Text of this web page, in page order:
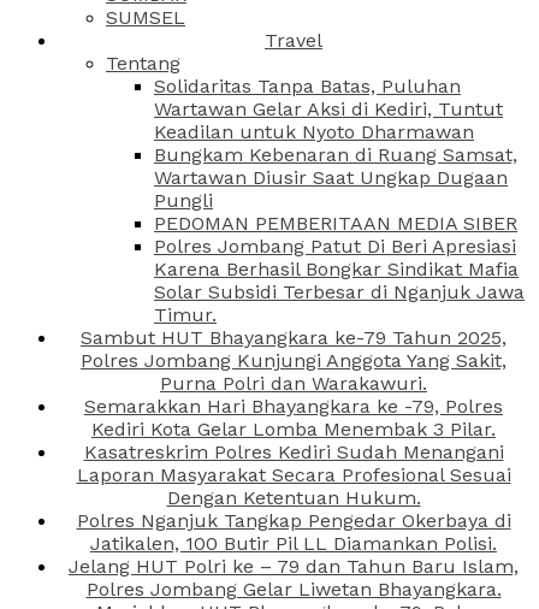
SUMSEL
Travel
Tentang
Solidaritas Tanpa Batas, Puluhan
Wartawan Gelar Aksi di Kediri, Tuntut
Keadilan untuk Nyoto Dharmawan
Bungkam Kebenaran di Ruang Samsat,
Wartawan Diusir Saat Ungkap Dugaan
Pungli
PEDOMAN PEMBERITAAN MEDIA SIBER
Polres Jombang Patut Di Beri Apresiasi
Karena Berhasil Bongkar Sindikat Mafia
Solar Subsidi Terbesar di Nganjuk Jawa
Timur.
Sambut HUT Bhayangkara ke-79 Tahun 2025,
Polres Jombang Kunjungi Anggota Yang Sakit,
Purna Polri dan Warakawuri.
Semarakkan Hari Bhayangkara ke -79, Polres
Kediri Kota Gelar Lomba Menembak 3 Pilar.
Kasatreskrim Polres Kediri Sudah Menangani
Laporan Masyarakat Secara Profesional Sesuai
Dengan Ketentuan Hukum.
Polres Nganjuk Tangkap Pengedar Okerbaya di
Jatikalen, 100 Butir Pil LL Diamankan Polisi.
Jelang HUT Polri ke – 79 dan Tahun Baru Islam,
Polres Jombang Gelar Liwetan Bhayangkara.